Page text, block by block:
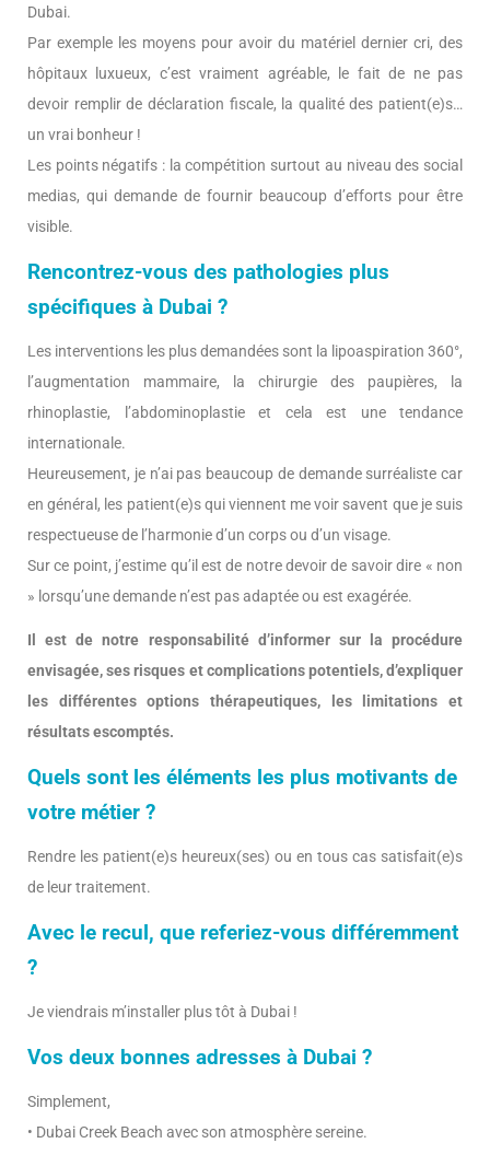
Dubai.
Par exemple les moyens pour avoir du matériel dernier cri, des
hôpitaux luxueux, c’est vraiment agréable, le fait de ne pas
devoir remplir de déclaration fiscale, la qualité des patient(e)s…
un vrai bonheur !
Les points négatifs : la compétition surtout au niveau des social
medias, qui demande de fournir beaucoup d’efforts pour être
visible.
Rencontrez-vous des pathologies plus
spécifiques à Dubai ?
Les interventions les plus demandées sont la lipoaspiration 360°,
l’augmentation mammaire, la chirurgie des paupières, la
rhinoplastie, l’abdominoplastie et cela est une tendance
internationale.
Heureusement, je n’ai pas beaucoup de demande surréaliste car
en général, les patient(e)s qui viennent me voir savent que je suis
respectueuse de l’harmonie d’un corps ou d’un visage.
Sur ce point, j’estime qu’il est de notre devoir de savoir dire « non
» lorsqu’une demande n’est pas adaptée ou est exagérée.
Il est de notre responsabilité d’informer sur la procédure
envisagée, ses risques et complications potentiels, d’expliquer
les différentes options thérapeutiques, les limitations et
résultats escomptés.
Quels sont les éléments les plus motivants de
votre métier ?
Rendre les patient(e)s heureux(ses) ou en tous cas satisfait(e)s
de leur traitement.
Avec le recul, que referiez-vous différemment
?
Je viendrais m’installer plus tôt à Dubai !
Vos deux bonnes adresses à Dubai ?
Simplement,
• Dubai Creek Beach avec son atmosphère sereine.